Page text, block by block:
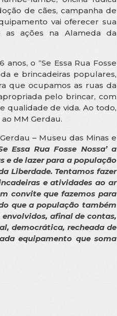
de cães, campanha de
vai oferecer sua
as ações na Alameda da
o “Se Essa Rua Fosse
e brincadeiras populares,
que ocupamos as ruas da
pelo brincar, com
qualidade de vida. Ao todo,
MM Gerdau.
– Museu das Minas e
Essa Rua Fosse Nossa’ a
de lazer para a população
Liberdade. Tentamos fazer
e atividades ao ar
convite que fazemos para
que a população também
afinal de contas,
democrática, recheada de
equipamento que soma